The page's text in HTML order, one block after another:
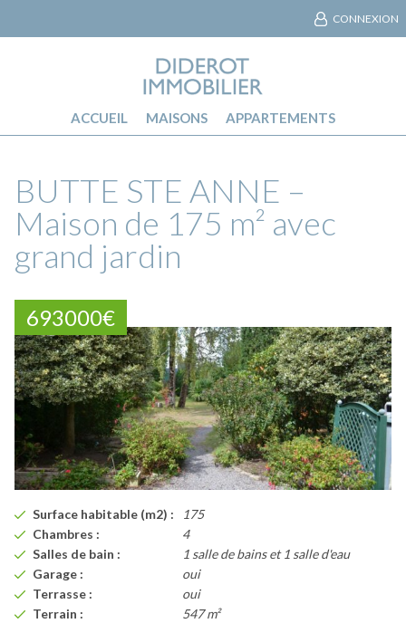
ACCUEIL MAISONS APPARTEMENTS
CONNEXION
BUTTE STE ANNE –
Maison de 175 m² avec
grand jardin
693000€
Surface habitable (m2) :
175
Chambres :
4
Salles de bain :
1 salle de bains et 1 salle d'eau
Garage :
oui
Terrasse :
oui
Terrain :
547 m²